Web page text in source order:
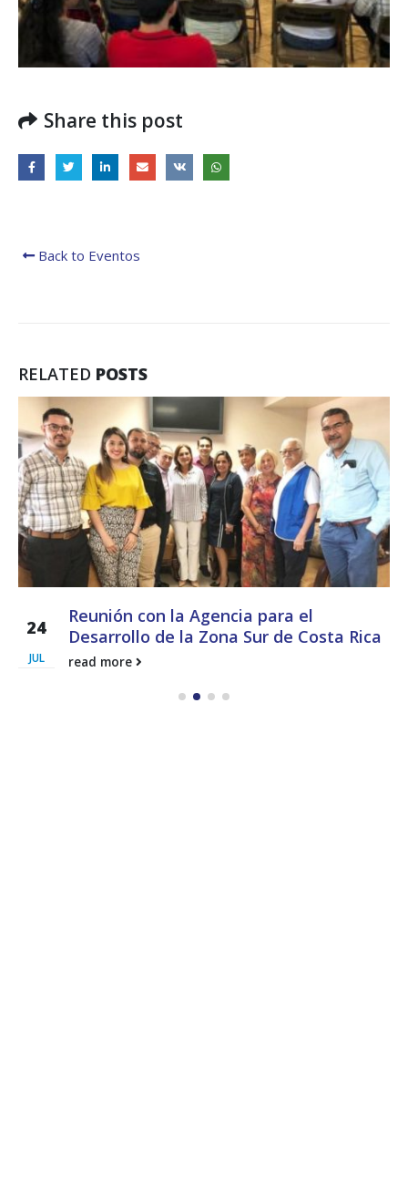
Share this post
Back to Eventos
RELATED POSTS
24
JUL
Reunión con la Agencia para el
Desarrollo de la Zona Sur de Costa Rica
read more